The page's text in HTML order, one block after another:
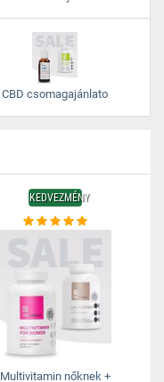
CBD csomagajánlato
KEDVEZMÉNY
Multivitamin nőknek +